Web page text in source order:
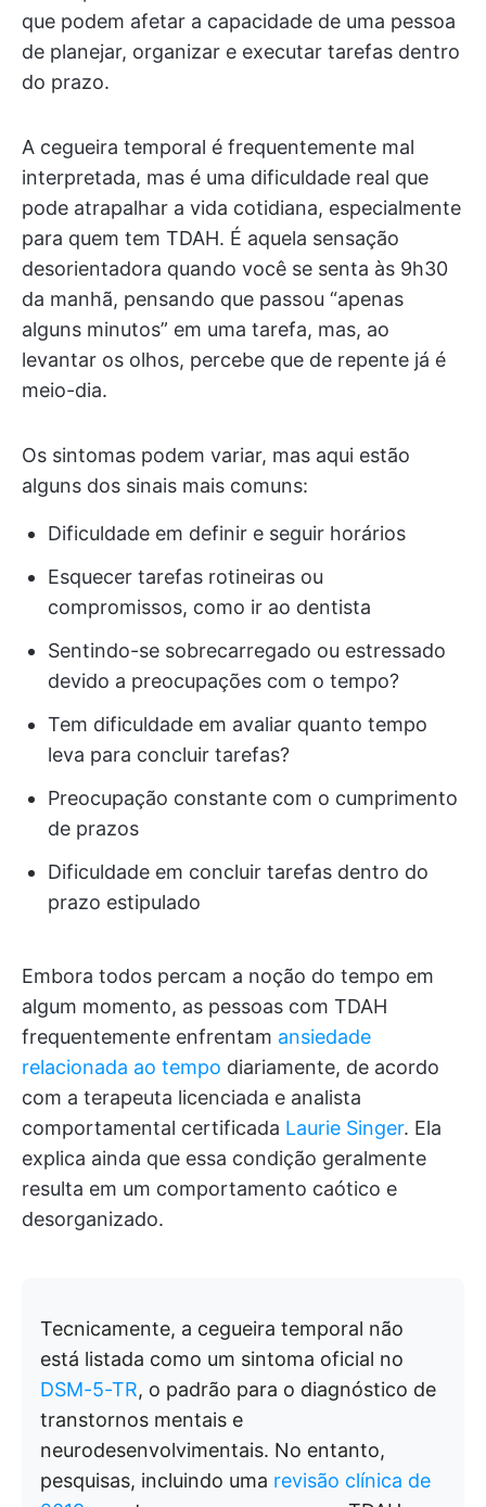
que podem afetar a capacidade de uma pessoa
de planejar, organizar e executar tarefas dentro
do prazo.
A cegueira temporal é frequentemente mal
interpretada, mas é uma dificuldade real que
pode atrapalhar a vida cotidiana, especialmente
para quem tem TDAH. É aquela sensação
desorientadora quando você se senta às 9h30
da manhã, pensando que passou “apenas
alguns minutos” em uma tarefa, mas, ao
levantar os olhos, percebe que de repente já é
meio-dia.
Os sintomas podem variar, mas aqui estão
alguns dos sinais mais comuns:
Dificuldade em definir e seguir horários
Esquecer tarefas rotineiras ou
compromissos, como ir ao dentista
Sentindo-se sobrecarregado ou estressado
devido a preocupações com o tempo?
Tem dificuldade em avaliar quanto tempo
leva para concluir tarefas?
Preocupação constante com o cumprimento
de prazos
Dificuldade em concluir tarefas dentro do
prazo estipulado
Embora todos percam a noção do tempo em
algum momento, as pessoas com TDAH
frequentemente enfrentam ansiedade
relacionada ao tempo diariamente, de acordo
com a terapeuta licenciada e analista
comportamental certificada Laurie Singer. Ela
explica ainda que essa condição geralmente
resulta em um comportamento caótico e
desorganizado.
Tecnicamente, a cegueira temporal não
está listada como um sintoma oficial no
DSM-5-TR, o padrão para o diagnóstico de
transtornos mentais e
neurodesenvolvimentais. No entanto,
pesquisas, incluindo uma revisão clínica de